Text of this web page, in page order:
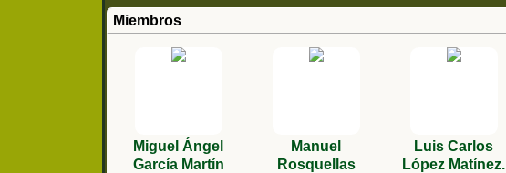
Miembros
Miguel Ángel
García Martín
Manuel
Rosquellas
Luis Carlos
López Matínez.